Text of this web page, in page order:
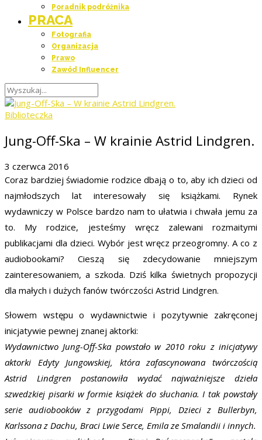
Poradnik podróżnika
PRACA
Fotografia
Organizacja
Prawo
Zawód Influencer
Biblioteczka
Jung-Off-Ska – W krainie Astrid Lindgren.
3 czerwca 2016
Coraz bardziej świadomie rodzice dbają o to, aby ich dzieci od
najmłodszych lat interesowały się książkami. Rynek
wydawniczy w Polsce bardzo nam to ułatwia i chwała jemu za
to. My rodzice, jesteśmy wręcz zalewani rozmaitymi
publikacjami dla dzieci. Wybór jest wręcz przeogromny. A co z
audiobookami? Cieszą się zdecydowanie mniejszym
zainteresowaniem, a szkoda. Dziś kilka świetnych propozycji
dla małych i dużych fanów twórczości Astrid Lindgren.
Słowem wstępu o wydawnictwie i pozytywnie zakręconej
inicjatywie pewnej znanej aktorki:
Wydawnictwo Jung-Off-Ska powstało w 2010 roku z inicjatywy
aktorki Edyty Jungowskiej, która zafascynowana twórczością
Astrid Lindgren postanowiła wydać najważniejsze dzieła
szwedzkiej pisarki w formie książek do słuchania. I tak powstały
serie audiobooków z przygodami Pippi, Dzieci z Bullerbyn,
Karlssona z Dachu, Braci Lwie Serce, Emila ze Smalandii i innych.